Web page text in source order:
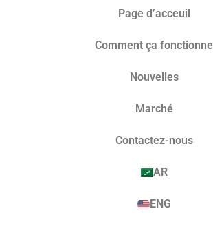
Page d’acceuil
Comment ça fonctionne
Nouvelles
Marché​
Contactez-nous
AR
ENG